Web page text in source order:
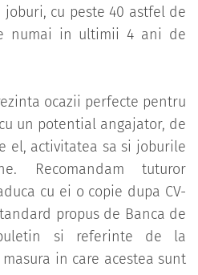
cu peste 40 astfel de
numai in ultimii 4 ani de
ocazii perfecte pentru
un potential angajator, de
el, activitatea sa si joburile
Recomandam tuturor
cu ei o copie dupa CV-
propus de Banca de
si referinte de la
in care acestea sunt